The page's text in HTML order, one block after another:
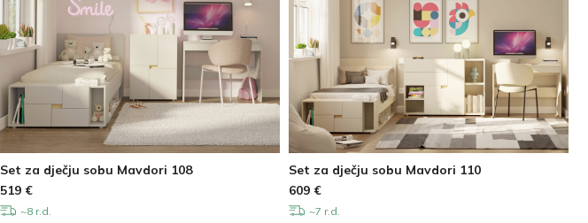
Set za dječju sobu Mavdori 108
519 €
~8 r.d.
Set za dječju sobu Mavdori 110
609 €
~7 r.d.